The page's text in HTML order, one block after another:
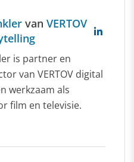
van VERTOV
is partner en
van VERTOV digital
werkzaam als
film en televisie.